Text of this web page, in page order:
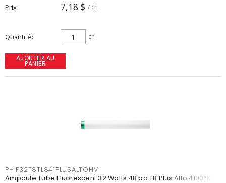
Prix 7,18 $ / ch
Quantité ch
AJOUTER AU
PANIER
PHIF32T8TL841PLUSALTOHV
Ampoule Tube Fluorescent 32 Watts 48 po T8 Plus Alto 4100°K